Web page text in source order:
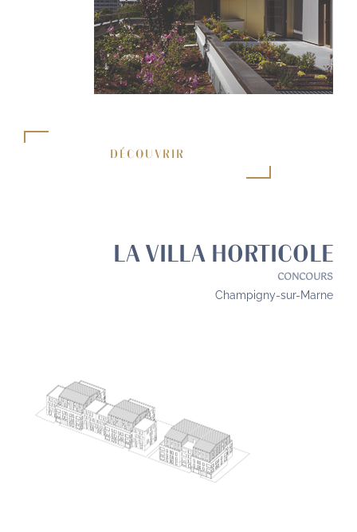
DÉCOUVRIR
LA VILLA HORTICOLE
CONCOURS
Champigny-sur-Marne